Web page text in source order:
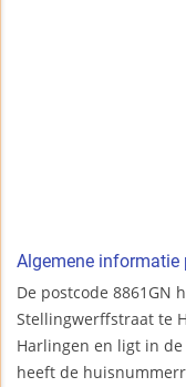
Algemene informatie
De postcode 8861GN
Stellingwerffstraat te
Harlingen en ligt in
heeft de